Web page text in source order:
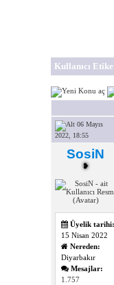
Kullanıcı
06 Mayıs
2022, 18:55
SosiN
❥
Üyelik tarihi:
15 Nisan 2022
Nereden:
Diyarbakır
Mesajlar:
1.757